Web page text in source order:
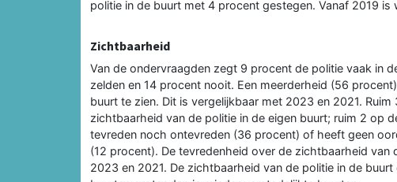
politie in de buurt met 4 procent gestegen. Vanaf 2019 is
Zichtbaarheid
Van de ondervraagden zegt 9 procent de politie vaak in
zelden en 14 procent nooit. Een meerderheid (56
buurt te zien. Dit is vergelijkbaar met 2023 en 2021.
zichtbaarheid van de politie in de eigen buurt; ruim 2 op
tevreden noch ontevreden (36 procent) of heeft geen
(12 procent). De tevredenheid over de zichtbaarheid
2023 en 2021. De zichtbaarheid van de politie in de